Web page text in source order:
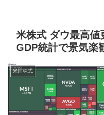
米株式 ダウ最高値
GDP統計で景気楽
米国株式